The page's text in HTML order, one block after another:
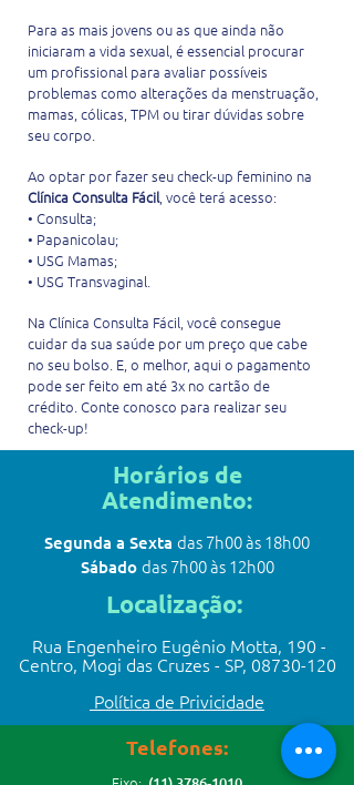
Para as mais jovens ou as que ainda não
iniciaram a vida sexual, é essencial procurar
um profissional para avaliar possíveis
problemas como alterações da menstruação,
mamas, cólicas, TPM ou tirar dúvidas sobre
seu corpo.
Ao optar por fazer seu check-up feminino na
Clínica Consulta Fácil, você terá acesso:
• Consulta;
• Papanicolau;
• USG Mamas;
• USG Transvaginal.
Na Clínica Consulta Fácil, você consegue
cuidar da sua saúde por um preço que cabe
no seu bolso. E, o melhor, aqui o pagamento
pode ser feito em até 3x no cartão de
crédito. Conte conosco para realizar seu
check-up!
Horários de
Atendimento:
Segunda a Sexta das 7h00 às 18h00
Sábado das 7h00 às 12h00
Localização:
Rua Engenheiro Eugênio Motta, 190 -
Centro, Mogi das Cruzes - SP, 08730-120
Política de Privicidade
Telefones: